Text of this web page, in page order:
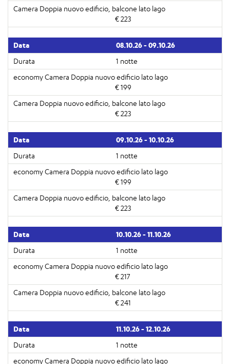
€ 223
08.10.26 - 09.10.26
1 notte
€ 199
€ 223
09.10.26 - 10.10.26
1 notte
€ 199
€ 223
10.10.26 - 11.10.26
1 notte
€ 217
€ 241
11.10.26 - 12.10.26
1 notte